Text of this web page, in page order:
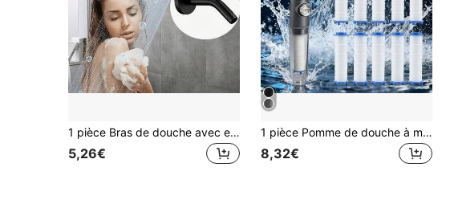
1 pièce Bras de douche avec extension et couvercle, 14,5 cm (environ 5,71 pouces) Bras de douche de remplacement monté au mur, convient pour les têtes de douche fixes et amovibles
5,26€
1 pièce Pomme de douche à main avec 5 modes de pulvérisation réglables, pomme de douche ronde à brouillard, douchette, accessoire de salle de bain, comprend 10 filtres de rechange, améliorez votre expérience de douche
8,32€